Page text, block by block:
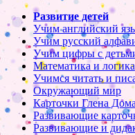
Развитие детей
Учим английский
Учим русский
Учим цифры с
Математика и логика
Учимся читать и
Окружающий мир
Карточки Глена
Развивающие
Развивающие и